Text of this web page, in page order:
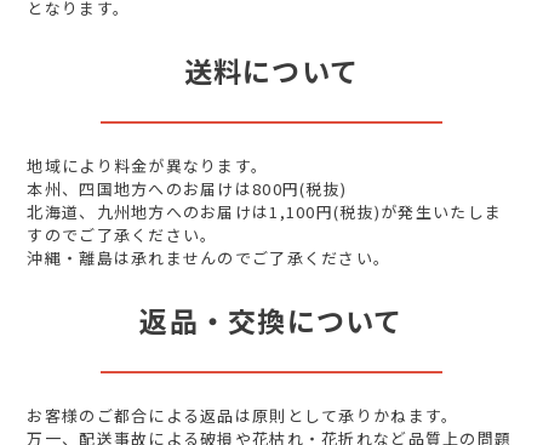
となります。
送料について
地域により料金が異なります。
本州、四国地方へのお届けは800円(税抜)
北海道、九州地方へのお届けは1,100円(税抜)が発生いたしま
すのでご了承ください。
沖縄・離島は承れませんのでご了承ください。
返品・交換について
お客様のご都合による返品は原則として承りかねます。
万一、配送事故による破損や花枯れ・花折れなど品質上の問題